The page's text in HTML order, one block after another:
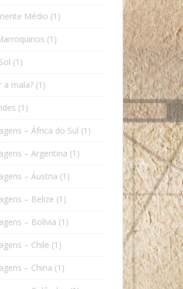
Médio (1)
(1)
(1)
a mala? (1)
(1)
– África do Sul (1)
– Argentina (1)
– Áustria (1)
– Belize (1)
– Bolívia (1)
– Chile (1)
– China (1)